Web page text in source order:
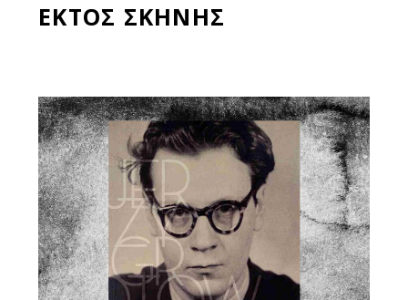
ΕΚΤΟΣ ΣΚΗΝΗΣ
Ο
Άγραφος
Γκροτόφσκι
|
Κρις
Σαλάτα